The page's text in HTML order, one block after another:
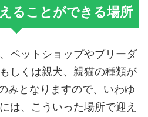
ることができる場所
ペットショップやブリーダ
しくは親犬、親猫の種類が
みとなりますので、いわゆ
は、こういった場所で迎え